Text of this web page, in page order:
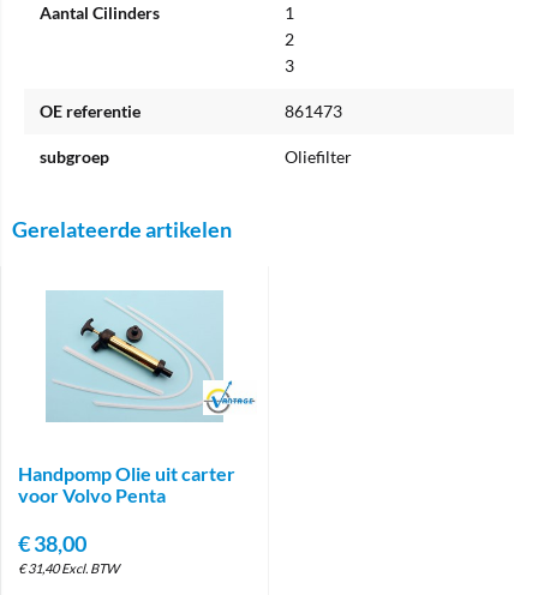
Aantal Cilinders
1
2
3
OE referentie 861473
subgroep Oliefilter
Gerelateerde artikelen
Brand
Handpomp Olie uit carter
voor Volvo Penta
€38,00
€31,40 Excl. BTW